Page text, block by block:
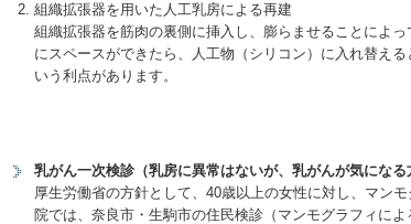
組織拡張器を用いた人工乳房による再建
組織拡張器を筋肉の裏側に挿入し、膨らませることによ
にスペースができたら、人工物（シリコン）に入れ替え
いう利点があります。
乳がん一次検診（乳房に異常はないが、乳がんが気になる
厚生労働省の方針として、40歳以上の女性に対し、マン
院では、奈良市・生駒市の住民検診（マンモグラフィに